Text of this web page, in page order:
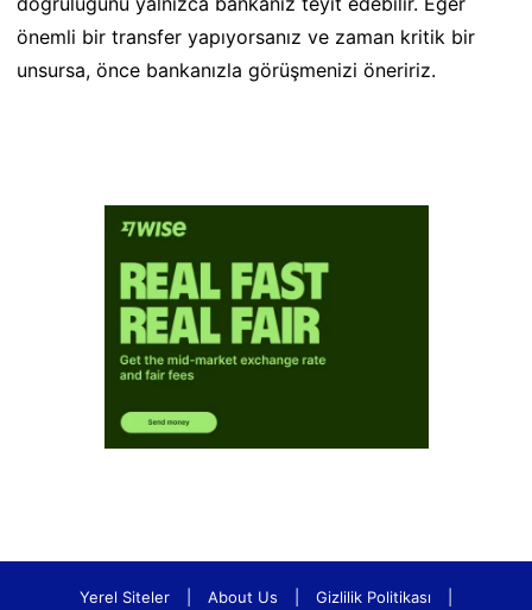
önemli bir transfer yapıyorsanız ve zaman kritik bir
unsursa, önce bankanızla görüşmenizi öneririz.
Yerel Siteler About Us Gizlilik Politikası